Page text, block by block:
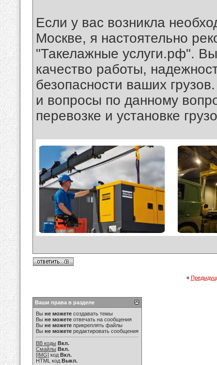
Если у вас возникла
Москве, я настоятельно
"Такелажные услуги.рф".
качество работы,
безопасности ваших
и вопросы по данному
перевозке и установке
«
Ваши права в разделе
Вы не можете создавать темы
Вы не можете отвечать на сообщения
Вы не можете прикреплять файлы
Вы не можете редактировать сообщения
BB коды Вкл.
Смайлы Вкл.
[IMG] код Вкл.
HTML код Выкл.